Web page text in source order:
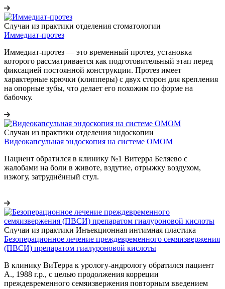
Случаи из практики отделения стоматологии
Иммедиат-протез
Иммедиат-протез — это временный протез, установка
которого рассматривается как подготовительный этап перед
фиксацией постоянной конструкции. Протез имеет
характерные крючки (клипперы) с двух сторон для крепления
на опорные зубы, что делает его похожим по форме на
бабочку.
Случаи из практики отделения эндоскопии
Видеокапсульная эндоскопия на системе ОМОМ
Пациент обратился в клинику №1 Витерра Беляево с
жалобами на боли в животе, вздутие, отрыжку воздухом,
изжогу, затруднённый стул.
Случаи из практики Инъекционная интимная пластика
Безоперационное лечение преждевременного семяизвержения
(ПВСИ) препаратом гиалуроновой кислоты
В клинику ВиТерра к урологу-андрологу обратился пациент
A., 1988 г.р., с целью продолжения корреции
преждевременного семяизвержения повторным введением